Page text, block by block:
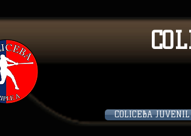
COLICEBA JUVENIL